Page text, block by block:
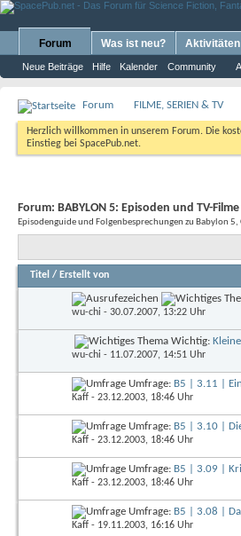
Forum
Neue Beiträge Hilfe Kalender Community
Was ist neu? Aktivitäten
Forum FILME, SERIEN & TV
Herzlich willkommen in unserem Forum. Die
Einstieg bei SpacePub.net.
Forum: BABYLON 5: Episoden und TV-Filme
Episodenguide und Folgenbesprechungen zu Babylon 5,
Titel / Erstellt von
wu-chi - 30.07.2007, 13:22 Uhr
Wichtig:
wu-chi - 11.07.2007, 14:51 Uhr
Umfrage: B5 | 3.11 |
Kaff - 23.12.2003, 18:46 Uhr
Umfrage: B5 | 3.10 |
Kaff - 23.12.2003, 18:46 Uhr
Umfrage: B5 | 3.09 |
Kaff - 23.12.2003, 18:46 Uhr
Umfrage: B5 | 3.08 |
Kaff - 19.11.2003, 16:16 Uhr